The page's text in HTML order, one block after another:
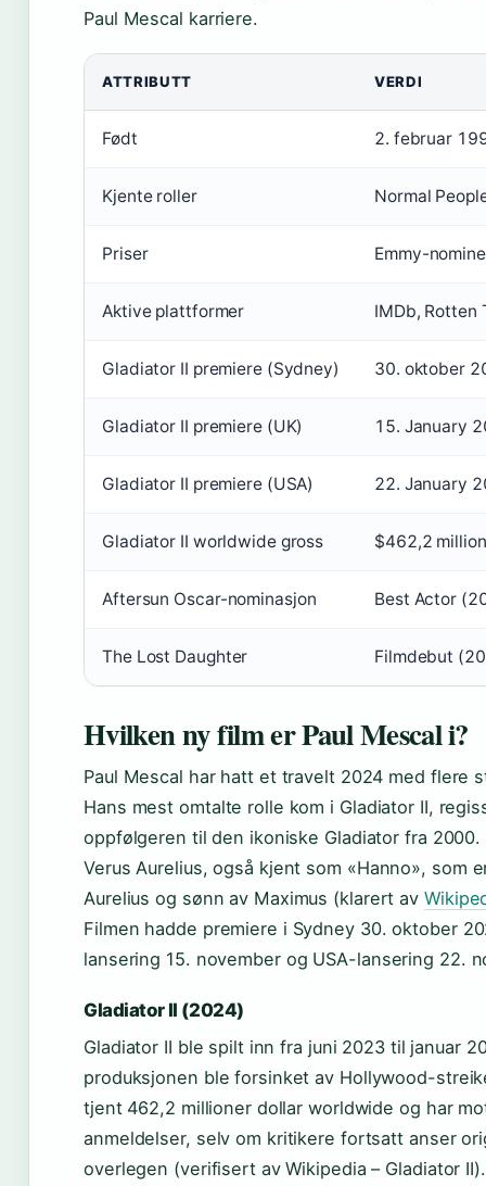
Paul Mescal karriere.
ATTRIBUTT VERDI
Født 2. februar
Kjente roller Normal
Priser Emmy-
Aktive plattformer IMDb, Rotten
Gladiator II premiere (Sydney) 30. oktober
Gladiator II premiere (UK) 15. January
Gladiator II premiere (USA) 22. January
Gladiator II worldwide gross $462,2
Aftersun Oscar-nominasjon Best Actor
The Lost Daughter Filmdebut
Hvilken ny film er Paul Mescal i?
Paul Mescal har hatt et travelt 2024 med flere
Hans mest omtalte rolle kom i Gladiator II,
oppfølgeren til den ikoniske Gladiator fra 2000.
Verus Aurelius, også kjent som «Hanno», som
Aurelius og sønn av Maximus (klarert av
Filmen hadde premiere i Sydney 30. oktober
lansering 15. november og USA-lansering 22.
Gladiator II (2024)
Gladiator II ble spilt inn fra juni 2023 til januar
produksjonen ble forsinket av Hollywood-
tjent 462,2 millioner dollar worldwide og har
anmeldelser, selv om kritikere fortsatt anser
overlegen (verifisert av Wikipedia – Gladiator